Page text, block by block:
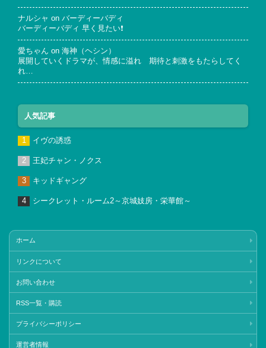
ナルシャ on バーディーバディ
バーディーバディ 早く見たい❗
愛ちゃん on 海神（ヘシン）
展開していくドラマが、情感に溢れ 期待と刺激をもたらしてく
れ…
人気記事
イヴの誘惑
王妃チャン・ノクス
キッドギャング
シークレット・ルーム2～京城妓房・栄華館～
ホーム
リンクについて
お問い合わせ
RSS一覧・購読
プライバシーポリシー
運営者情報